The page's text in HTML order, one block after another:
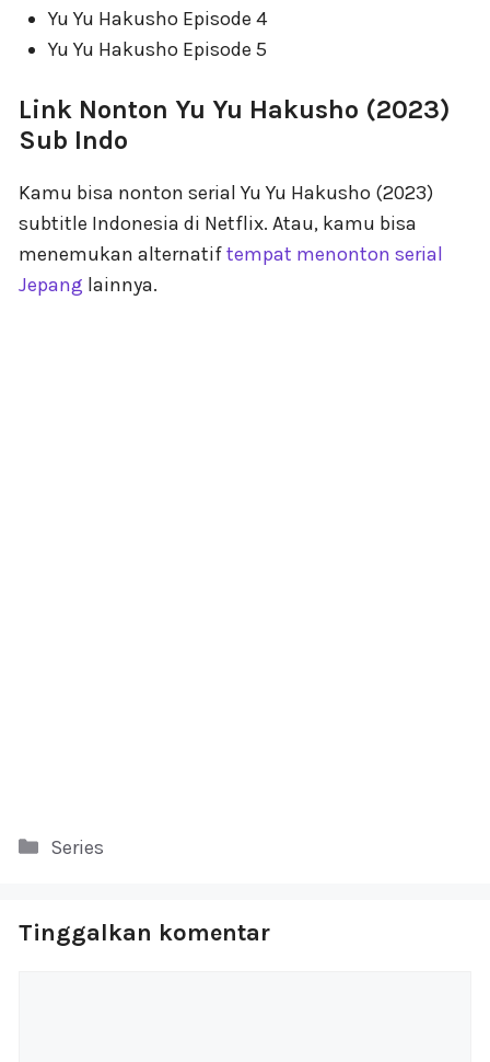
Yu Yu Hakusho Episode 4
Yu Yu Hakusho Episode 5
Link Nonton Yu Yu Hakusho (2023)
Sub Indo
Kamu bisa nonton serial Yu Yu Hakusho (2023)
subtitle Indonesia di Netflix. Atau, kamu bisa
menemukan alternatiftempat menonton serial
Jepang lainnya.
Kategori
Series
Tinggalkan komentar